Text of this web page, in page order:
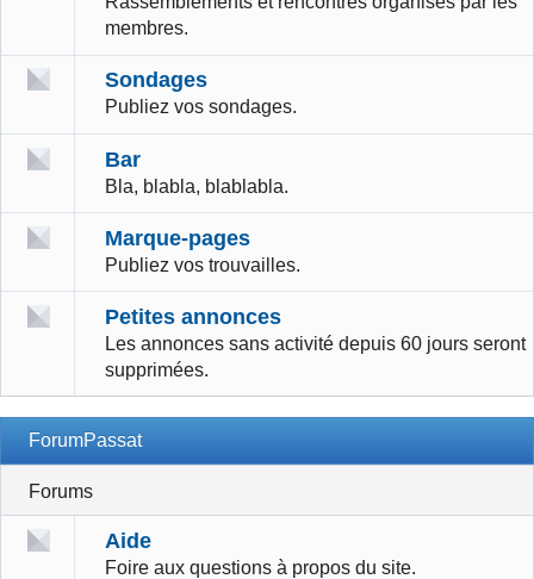
membres.
Sondages
Publiez vos sondages.
Bar
Bla, blabla, blablabla.
Marque-pages
Publiez vos trouvailles.
Petites annonces
Les annonces sans activité depuis 60 jours seront
supprimées.
ForumPassat
Forums
Aide
Foire aux questions à propos du site.